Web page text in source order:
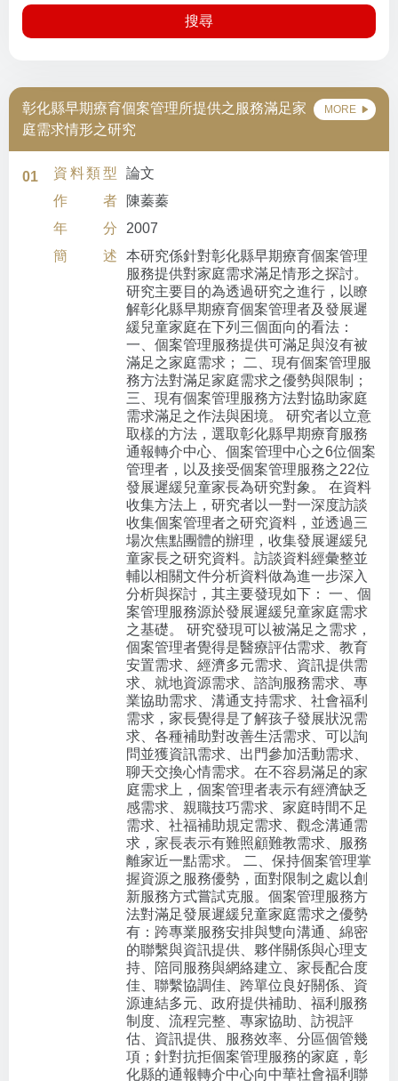
搜尋
彰化縣早期療育個案管理所提供之服務滿足家
庭需求情形之研究
MORE
01 資料類型
論文
作者
陳蓁蓁
年分
2007
簡述
本研究係針對彰化縣早期療育個案管理
服務提供對家庭需求滿足情形之探討。
研究主要目的為透過研究之進行，以瞭
解彰化縣早期療育個案管理者及發展遲
緩兒童家庭在下列三個面向的看法：
一、個案管理服務提供可滿足與沒有被
滿足之家庭需求； 二、現有個案管理服
務方法對滿足家庭需求之優勢與限制；
三、現有個案管理服務方法對協助家庭
需求滿足之作法與困境。 研究者以立意
取樣的方法，選取彰化縣早期療育服務
通報轉介中心、個案管理中心之6位個案
管理者，以及接受個案管理服務之22位
發展遲緩兒童家長為研究對象。 在資料
收集方法上，研究者以一對一深度訪談
收集個案管理者之研究資料，並透過三
場次焦點團體的辦理，收集發展遲緩兒
童家長之研究資料。訪談資料經彙整並
輔以相關文件分析資料做為進一步深入
分析與探討，其主要發現如下： 一、個
案管理服務源於發展遲緩兒童家庭需求
之基礎。 研究發現可以被滿足之需求，
個案管理者覺得是醫療評估需求、教育
安置需求、經濟多元需求、資訊提供需
求、就地資源需求、諮詢服務需求、專
業協助需求、溝通支持需求、社會福利
需求，家長覺得是了解孩子發展狀況需
求、各種補助對改善生活需求、可以詢
問並獲資訊需求、出門參加活動需求、
聊天交換心情需求。在不容易滿足的家
庭需求上，個案管理者表示有經濟缺乏
感需求、親職技巧需求、家庭時間不足
需求、社福補助規定需求、觀念溝通需
求，家長表示有難照顧難教需求、服務
離家近一點需求。 二、保持個案管理掌
握資源之服務優勢，面對限制之處以創
新服務方式嘗試克服。個案管理服務方
法對滿足發展遲緩兒童家庭需求之優勢
有：跨專業服務安排與雙向溝通、綿密
的聯繫與資訊提供、夥伴關係與心理支
持、陪同服務與網絡建立、家長配合度
佳、聯繫協調佳、跨單位良好關係、資
源連結多元、政府提供補助、福利服務
制度、流程完整、專家協助、訪視評
估、資訊提供、服務效率、分區個管幾
項；針對抗拒個案管理服務的家庭，彰
化縣的通報轉介中心向中華社會福利聯